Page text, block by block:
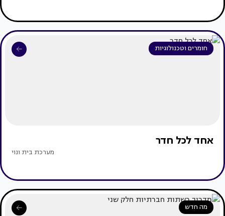
חומרים וטכנולוגיות
אחד לכל חדר
מערכת בית ונוי
מה חדש